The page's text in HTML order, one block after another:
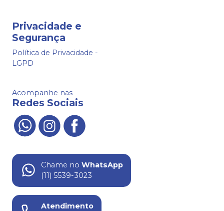
Privacidade e
Segurança
Política de Privacidade -
LGPD
Acompanhe nas
Redes Sociais
Chame no WhatsApp
(11) 5539-3023
Atendimento